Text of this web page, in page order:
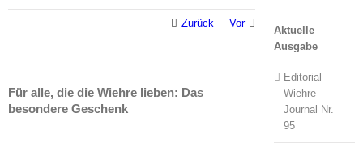
Zurück Vor
Für alle, die die Wiehre lieben: Das
besondere Geschenk
Aktuelle
Ausgabe
Editorial
Wiehre
Journal Nr.
95